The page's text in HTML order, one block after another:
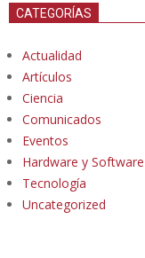
CATEGORÍAS
Actualidad
Artículos
Ciencia
Comunicados
Eventos
Hardware y Software
Tecnología
Uncategorized